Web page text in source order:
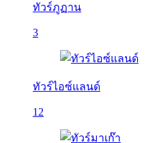
ทัวร์ภูฏาน
3
ทัวร์ไอซ์แลนด์
12